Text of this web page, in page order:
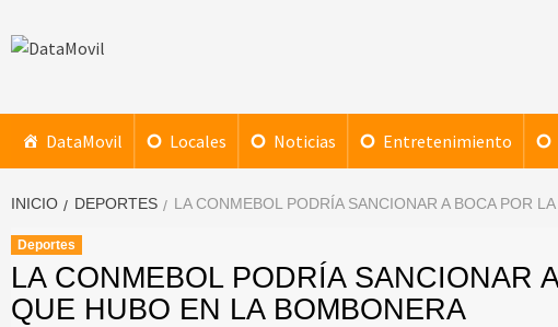
al
DataMovil
DataMovil Locales Noticias Entretenimiento
INICIO DEPORTES LA CONMEBOL PODRÍA SANCIONAR A BOCA POR
Deportes
LA CONMEBOL PODRÍA SANCIONAR
QUE HUBO EN LA BOMBONERA